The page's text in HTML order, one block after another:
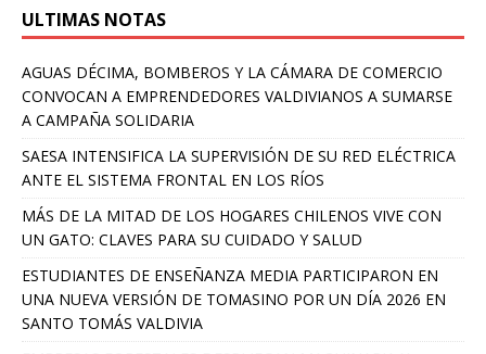
ULTIMAS NOTAS
AGUAS DÉCIMA, BOMBEROS Y LA CÁMARA DE COMERCIO
CONVOCAN A EMPRENDEDORES VALDIVIANOS A SUMARSE
A CAMPAÑA SOLIDARIA
SAESA INTENSIFICA LA SUPERVISIÓN DE SU RED ELÉCTRICA
ANTE EL SISTEMA FRONTAL EN LOS RÍOS
MÁS DE LA MITAD DE LOS HOGARES CHILENOS VIVE CON
UN GATO: CLAVES PARA SU CUIDADO Y SALUD
ESTUDIANTES DE ENSEÑANZA MEDIA PARTICIPARON EN
UNA NUEVA VERSIÓN DE TOMASINO POR UN DÍA 2026 EN
SANTO TOMÁS VALDIVIA